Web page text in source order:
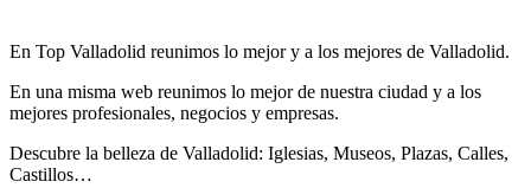
En Top Valladolid reunimos lo mejor y a los mejores de Valladolid.
En una misma web reunimos lo mejor de nuestra ciudad y a los
mejores profesionales, negocios y empresas.
Descubre la belleza de Valladolid: Iglesias, Museos, Plazas, Calles,
Castillos…